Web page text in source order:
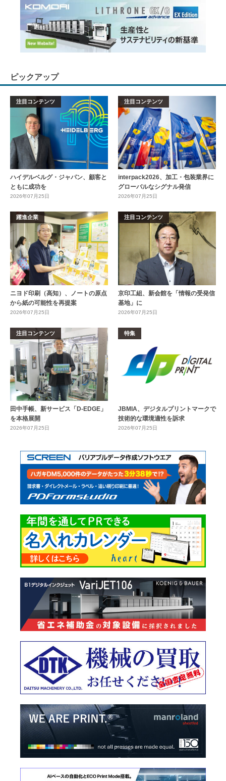
ピックアップ
注目コンテンツ
ハイデルベルグ・ジャパン、顧客と
ともに成功を
2026年07月25日
注目コンテンツ
interpack2026、加工・包装業界に
グローバルなシグナル発信
2026年07月25日
躍進企業
ニヨド印刷（高知）、ノートの原点
から紙の可能性を再提案
2026年07月25日
注目コンテンツ
京印工組、新会館を「情報の受発信
基地」に
2026年07月25日
注目コンテンツ
田中手帳、新サービス「D-EDGE」
を本格展開
2026年07月25日
特集
JBMIA、デジタルプリントマークで
技術的な環境適性を訴求
2026年07月25日